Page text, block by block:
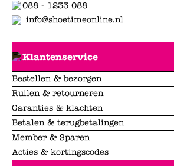
088 - 1233 088
info@shoetimeonline.nl
Klantenservice
Bestellen & bezorgen
Ruilen & retourneren
Garanties & klachten
Betalen & terugbetalingen
Member & Sparen
Acties & kortingscodes